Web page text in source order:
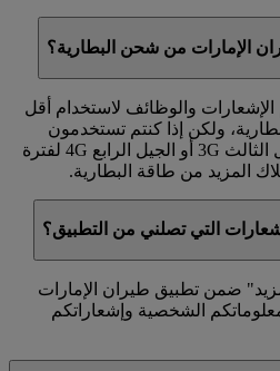
الإمارات من شحن البطارية؟
والوظائف لاستخدام أقل
ولكن إذا كنتم تستخدمون
التطبيق مع بيانات الجيل الثالث 3G أو الجيل الرابع 4G لفترة
المزيد من طاقة البطارية.
التي تصلني من التطبيق؟
ضمن تطبيق طيران الإمارات
الشخصية وإشعاراتكم